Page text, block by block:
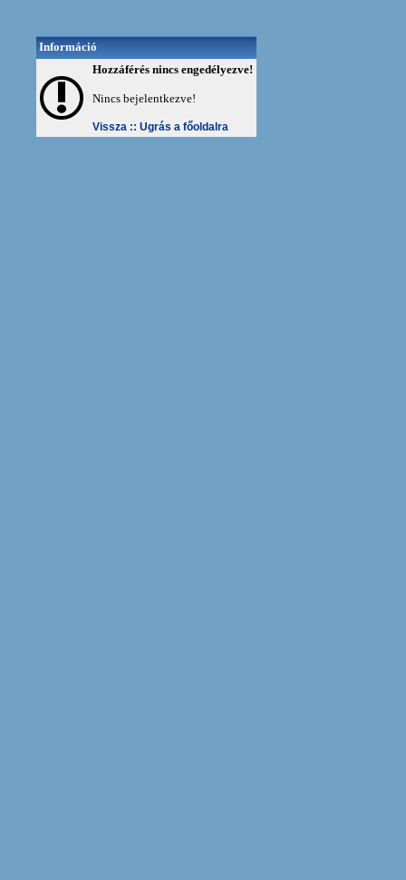
Információ
Hozzáférés nincs engedélyezve!
Nincs bejelentkezve!
Vissza :: Ugrás a főoldalra